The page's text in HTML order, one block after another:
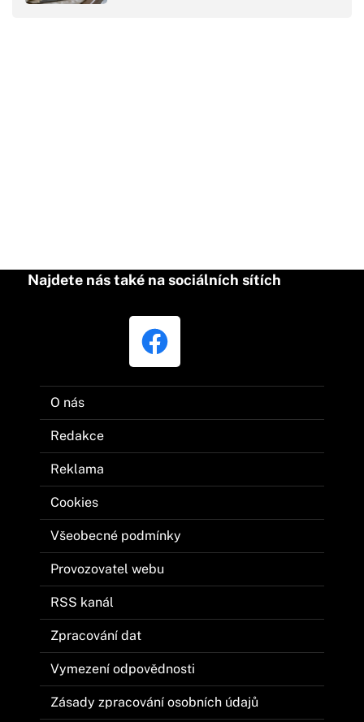
Najdete nás také na sociálních sítích
O nás
Redakce
Reklama
Cookies
Všeobecné podmínky
Provozovatel webu
RSS kanál
Zpracování dat
Vymezení odpovědnosti
Zásady zpracování osobních údajů